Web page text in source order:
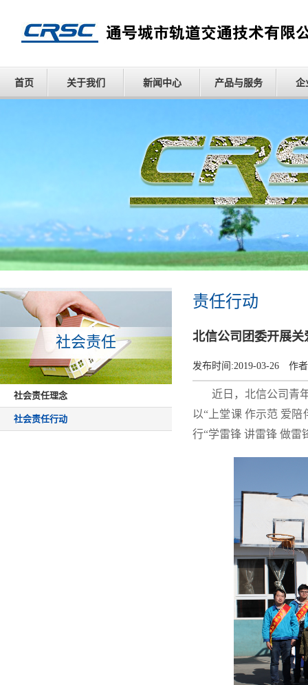
首页 关于我们 新闻中心 产品与服务 企
社会责任
社会责任理念
社会责任行动
责任行动
北信公司团委开展
发布时间:2019-03-26 作
近日，北信公司青
以“上堂课 作示范 爱
行“学雷锋 讲雷锋 做雷